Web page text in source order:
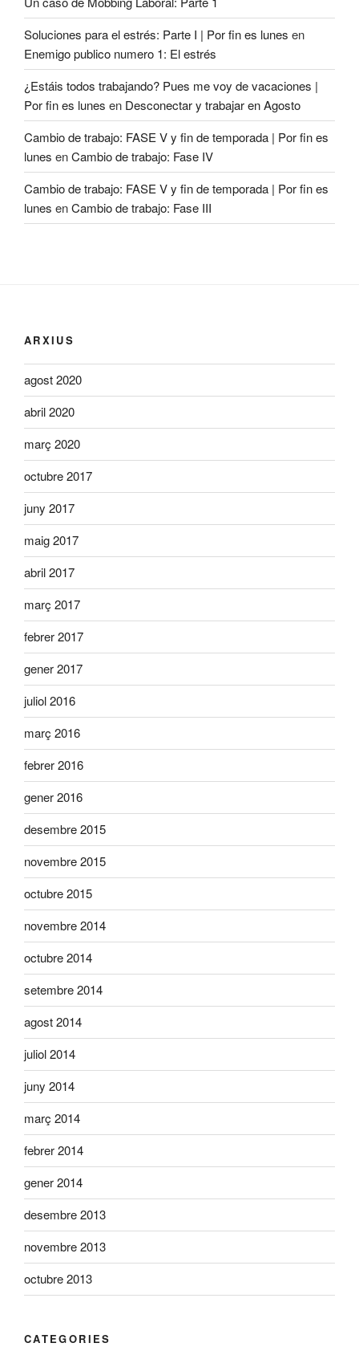
Soluciones para el estrés: Parte I | Por fin es lunes en
Enemigo publico numero 1: El estrés
¿Estáis todos trabajando? Pues me voy de vacaciones |
Por fin es lunes en Desconectar y trabajar en Agosto
Cambio de trabajo: FASE V y fin de temporada | Por fin es
lunes enCambio de trabajo: Fase IV
Cambio de trabajo: FASE V y fin de temporada | Por fin es
lunes enCambio de trabajo: Fase III
ARXIUS
agost 2020
abril 2020
març 2020
octubre 2017
juny 2017
maig 2017
abril 2017
març 2017
febrer 2017
gener 2017
juliol 2016
març 2016
febrer 2016
gener 2016
desembre 2015
novembre 2015
octubre 2015
novembre 2014
octubre 2014
setembre 2014
agost 2014
juliol 2014
juny 2014
març 2014
febrer 2014
gener 2014
desembre 2013
novembre 2013
octubre 2013
CATEGORIES